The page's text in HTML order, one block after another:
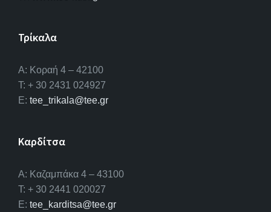
Τρίκαλα
Α: Κοραή 4 – 42100
T: + 30 2431 024927
E: tee_trikala@tee.gr
Καρδίτσα
Α: Καζαμπάκα 4 – 43100
T: + 30 2441 020027
E: tee_karditsa@tee.gr